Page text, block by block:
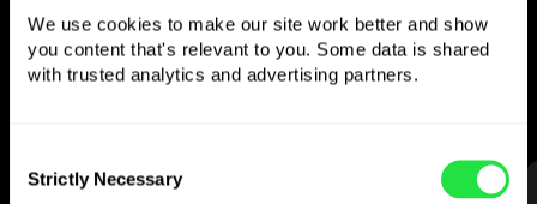
We use cookies to make our site work better and show
you content that's relevant to you. Some data is shared
with trusted analytics and advertising partners.
Selection
Strictly Necessary
Stuur geld naar het buitenland,
neem op bij geldautomaten zonder
commissie, betaal met de multi-